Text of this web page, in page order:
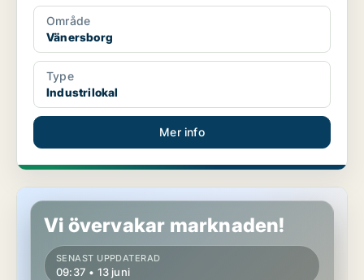
Område
Vänersborg
Type
Industrilokal
Mer info
Lager i Vänersborg, Frändefors
Vi övervakar marknaden!
SENAST UPPDATERAD
09:37 • 13 juni